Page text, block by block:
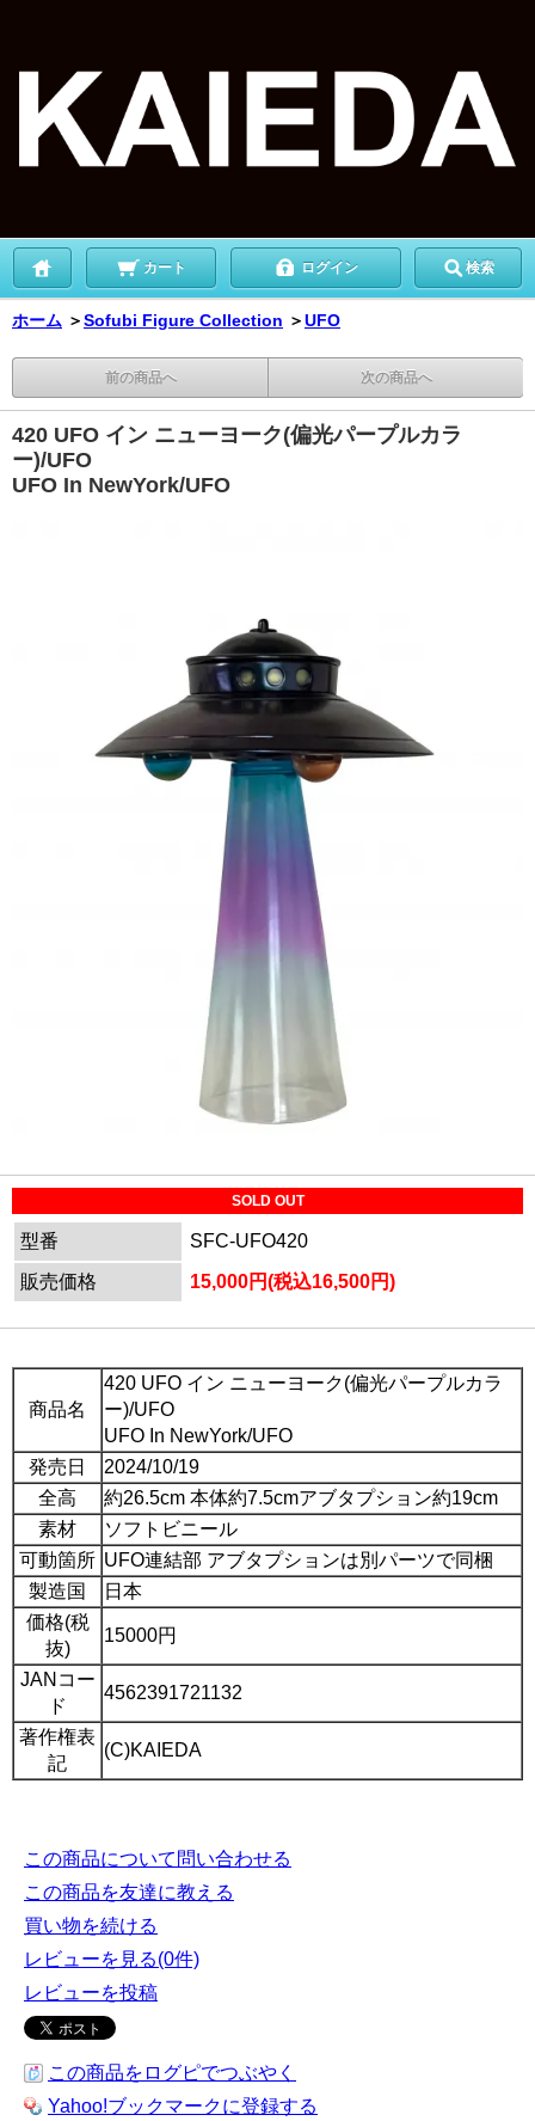
カート ログイン 検索
ホーム ＞Sofubi Figure Collection ＞UFO
前の商品へ 次の商品へ
420 UFO イン ニューヨーク(偏光パープルカラ
ー)/UFO
UFO In NewYork/UFO
SOLD OUT
型番
SFC-UFO420
販売価格
15,000円(税込16,500円)
商品名
420 UFO イン ニューヨーク(偏光パープルカラ
ー)/UFO
UFO In NewYork/UFO
発売日
2024/10/19
全高
約26.5cm 本体約7.5cmアブタプション約19cm
素材
ソフトビニール
可動箇所 UFO連結部 アブタプションは別パーツで同梱
製造国
日本
価格(税
抜)
15000円
JANコー
ド
4562391721132
著作権表
記
(C)KAIEDA
この商品について問い合わせる
この商品を友達に教える
買い物を続ける
レビューを見る(0件)
レビューを投稿
この商品をログピでつぶやく
Yahoo!ブックマークに登録する